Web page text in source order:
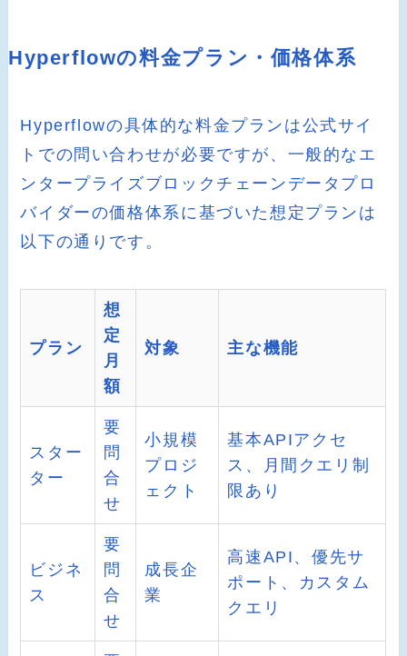
Hyperflowの料金プラン・価格体系
Hyperflowの具体的な料金プランは公式サイ
トでの問い合わせが必要ですが、一般的なエ
ンタープライズブロックチェーンデータプロ
バイダーの価格体系に基づいた想定プランは
以下の通りです。
プラン
想
定
月
額
対象 主な機能
スター
ター
要
問
合
せ
小規模
プロジ
ェクト
基本APIアクセ
ス、月間クエリ制
限あり
ビジネ
ス
要
問
合
せ
成長企
業
高速API、優先サ
ポート、カスタム
クエリ